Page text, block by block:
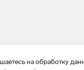
на обработку